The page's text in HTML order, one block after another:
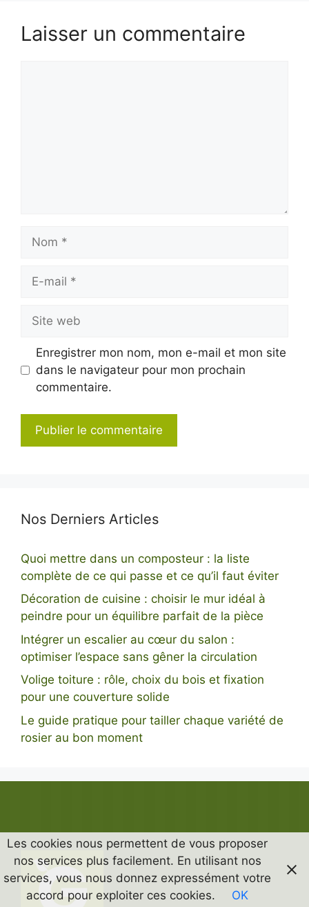
Laisser un commentaire
Nom
Site
web
Enregistrer mon nom, mon e-mail et mon site
dans le navigateur pour mon prochain
commentaire.
Nos Derniers Articles
Quoi mettre dans un composteur : la liste
complète de ce qui passe et ce qu’il faut éviter
Décoration de cuisine : choisir le mur idéal à
peindre pour un équilibre parfait de la pièce
Intégrer un escalier au cœur du salon :
optimiser l’espace sans gêner la circulation
Volige toiture : rôle, choix du bois et fixation
pour une couverture solide
Le guide pratique pour tailler chaque variété de
rosier au bon moment
Les cookies nous permettent de vous proposer
nos services plus facilement. En utilisant nos
services, vous nous donnez expressément votre
accord pour exploiter ces cookies.
OK